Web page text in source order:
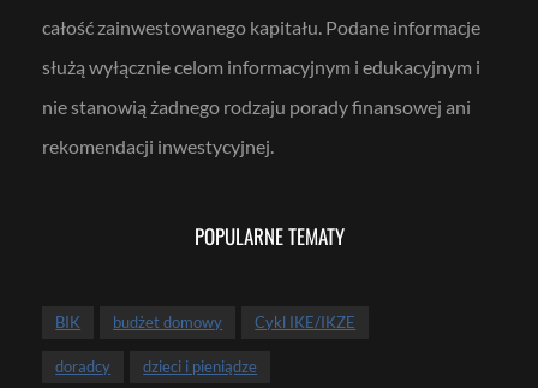
całość zainwestowanego kapitału. Podane informacje
służą wyłącznie celom informacyjnym i edukacyjnym i
nie stanowią żadnego rodzaju porady finansowej ani
rekomendacji inwestycyjnej.
POPULARNE TEMATY
BIK budżet domowy Cykl IKE/IKZE
doradcy dzieci i pieniądze